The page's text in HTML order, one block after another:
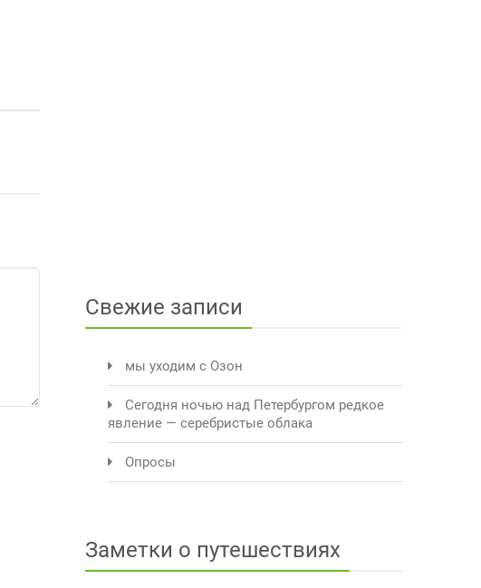
Свежие записи
мы уходим с Озон
Сегодня ночью над Петербургом редкое
явление — серебристые облака
Опросы
Заметки о путешествиях